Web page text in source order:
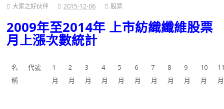
大家之好伙伴 2015-12-06 股票
2009年至2014年 上市紡織纖維股票
月上漲次數統計
名
稱
代號
1
月
2
月
3
月
4
月
5
月
6
月
7
月
8
月
9
月
10
月
月